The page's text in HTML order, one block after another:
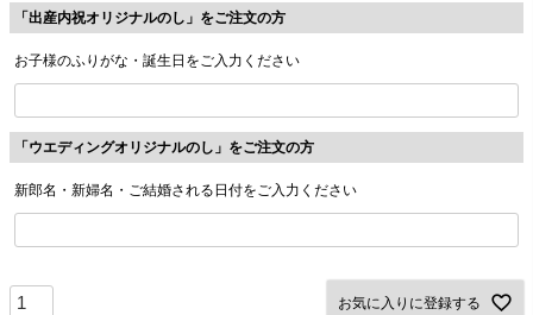
「出産内祝オリジナルのし」をご注文の方
お子様のふりがな・誕生日をご入力ください
「ウエディングオリジナルのし」をご注文の方
新郎名・新婦名・ご結婚される日付をご入力ください
お気に入りに登録する